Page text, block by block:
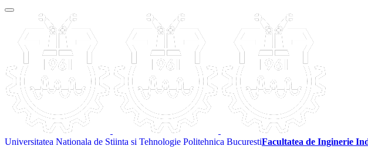
Universitatea Nationala de Stiinta si Tehnologie Politehnica BucurestiFacultatea de Inginerie